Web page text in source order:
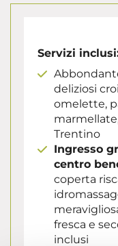
Servizi
deliziosi
omelette,
Trentino
Ingresso
centro
coperta
fresca e
inclusi